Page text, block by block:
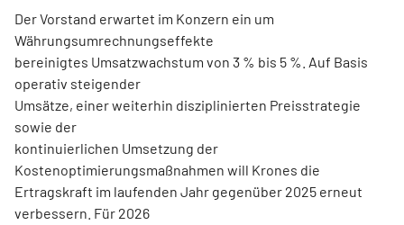
Der Vorstand erwartet im Konzern ein um
Währungsumrechnungseffekte
bereinigtes Umsatzwachstum von 3 % bis 5 %. Auf Basis
operativ steigender
Umsätze, einer weiterhin disziplinierten Preisstrategie
sowie der
kontinuierlichen Umsetzung der
Kostenoptimierungsmaßnahmen will Krones die
Ertragskraft im laufenden Jahr gegenüber 2025 erneut
verbessern. Für 2026